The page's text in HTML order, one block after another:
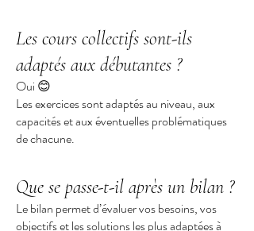
Les cours collectifs sont-ils
adaptés aux débutantes ?
Oui 😊
Les exercices sont adaptés au niveau, aux
capacités et aux éventuelles problématiques
de chacune.
Que se passe-t-il après un bilan ?
Le bilan permet d’évaluer vos besoins, vos
objectifs et les solutions les plus adaptées à